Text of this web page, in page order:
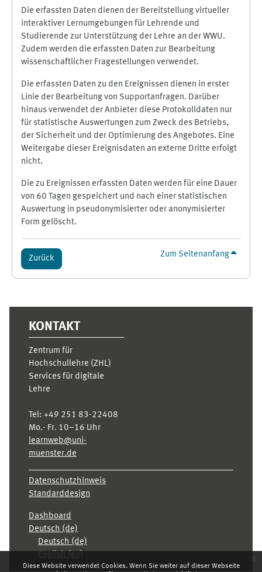
Diese Website verwendet Cookies. Wenn Sie weiter auf dieser Webseite
x
Die erfassten Daten dienen der Bereitstellung virtueller
interaktiver Lernumgebungen für Lehrende und
Studierende zur Unterstützung der Lehre an der WWU.
Zudem werden die erfassten Daten zur Bearbeitung
wissenschaftlicher Fragestellungen verwendet.
Die erfassten Daten zu den Ereignissen dienen in erster
Linie der Bearbeitung von Supportanfragen. Darüber
hinaus verwendet der Anbieter diese Protokolldaten nur
für statistische Auswertungen zum Zweck des Betriebs,
der Sicherheit und der Optimierung des Angebotes. Eine
Weitergabe dieser Ereignisdaten an externe Dritte erfolgt
nicht.
Die zu Ereignissen erfassten Daten werden für eine Dauer
von 60 Tagen gespeichert und nach einer statistischen
Auswertung in pseudonymisierter oder anonymisierter
Form gelöscht.
Zurück Zum Seitenanfang
KONTAKT
Zentrum für
Hochschullehre (ZHL)
Services für digitale
Lehre
Tel: +49 251 83-22408
Mo.- Fr. 10–16 Uhr
learnweb@uni-
muenster.de
Datenschutzhinweis
Standarddesign
Dashboard
Deutsch ‎(de)‎
Deutsch ‎(de)‎